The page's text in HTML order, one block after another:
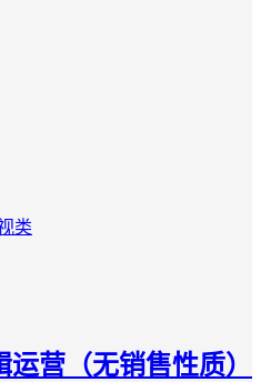
类
运营（无销售性质）